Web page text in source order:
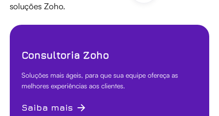
soluções Zoho.
Consultoria Zoho
Soluções mais ágeis, para que sua equipe ofereça as
melhores experiências aos clientes.
Saiba mais